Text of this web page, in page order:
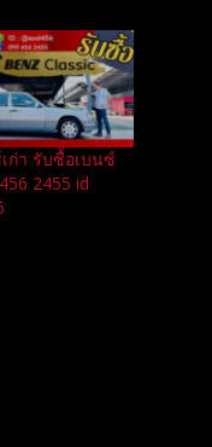
ก่า รับซื้อเบนซ์
2455 id